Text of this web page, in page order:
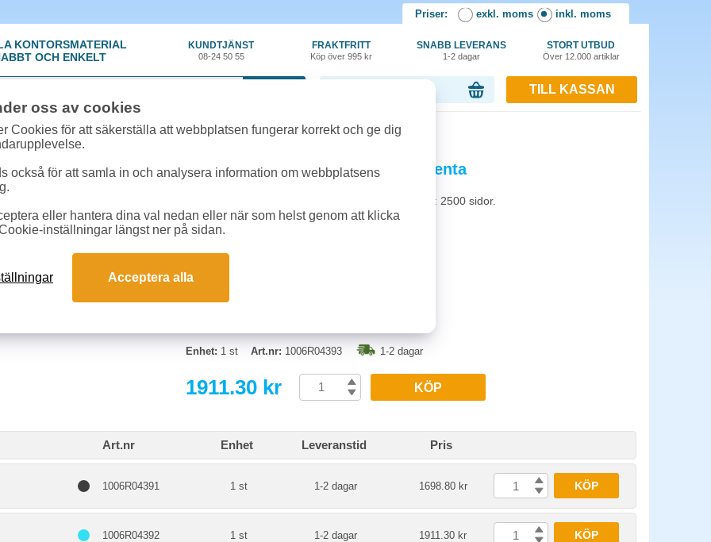
Priser: exkl. moms inkl. moms
KONTORSMATERIAL
OCH ENKELT
KUNDTJÄNST
08-24 50 55
FRAKTFRITT
Köp över 995 kr
SNABB LEVERANS
1-2 dagar
STORT UTBUD
Över 12.000 artiklar
TILL KASSAN
Förbrukning»Toner Xerox»Toner Xerox C230/C235 2,5k magenta
Toner Xerox C230/C235 2,5k magenta
Passar till Xerox C230 och Xerox C235. Kapacitet: 2500 sidor.
Enhet: 1 st Art.nr: 1006R04393 1-2 dagar
1911.30 kr KÖP
Art.nr Enhet Leveranstid Pris
1006R04391 1 st 1-2 dagar 1698.80 kr KÖP
1006R04392 1 st 1-2 dagar 1911.30 kr KÖP
oss av cookies
Cookies för att säkerställa att webbplatsen fungerar korrekt och ge dig
också för att samla in och analysera information om webbplatsens
eller hantera dina val nedan eller när som helst genom att klicka
inställningar längst ner på sidan.
Acceptera alla